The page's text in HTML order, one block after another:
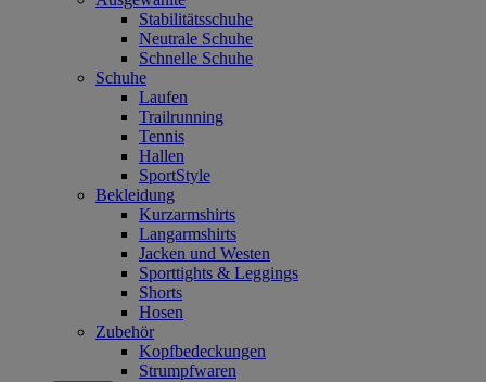
Stabilitätsschuhe
Neutrale Schuhe
Schnelle Schuhe
Schuhe
Laufen
Trailrunning
Tennis
Hallen
SportStyle
Bekleidung
Kurzarmshirts
Langarmshirts
Jacken und Westen
Sporttights & Leggings
Shorts
Hosen
Zubehör
Kopfbedeckungen
Strumpfwaren